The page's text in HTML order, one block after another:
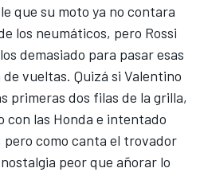
que su moto ya no contara
los neumáticos, pero Rossi
demasiado para pasar esas
vueltas. Quizá si Valentino
primeras dos filas de la grilla,
con las Honda e intentado
como canta el trovador
peor que añorar lo